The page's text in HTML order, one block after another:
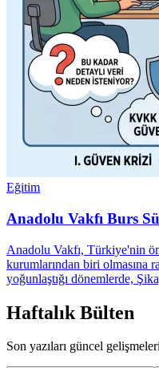
Eğitim
Anadolu Vakfı Burs
Anadolu Vakfı, Türkiye'nin
kurumlarından biri olmasına
yoğunlaştığı dönemlerde,
Haftalık Bülten
Son yazıları güncel